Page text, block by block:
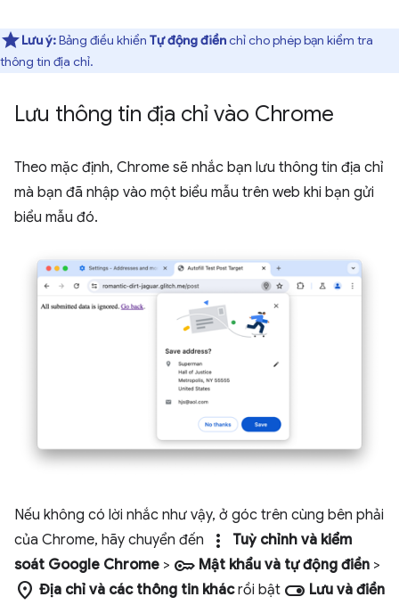
Lưu ý:Bảng điều khiển Tự động điềnchỉ cho phép bạn kiểm tra
thông tin địa chỉ.
Lưu thông tin địa chỉ vào Chrome
Theo mặc định, Chrome sẽ nhắc bạn lưu thông tin địa chỉ
mà bạn đã nhập vào một biểu mẫu trên web khi bạn gửi
biểu mẫu đó.
Nếu không có lời nhắc như vậy, ở góc trên cùng bên phải
của Chrome, hãy chuyển đến
more_vert
Tuỳ chỉnh và kiểm
soát Google Chrome > key Mật khẩu và tự động điền >
location_on Địa chỉ và các thông tin khácrồi bật toggle_on Lưu và điền